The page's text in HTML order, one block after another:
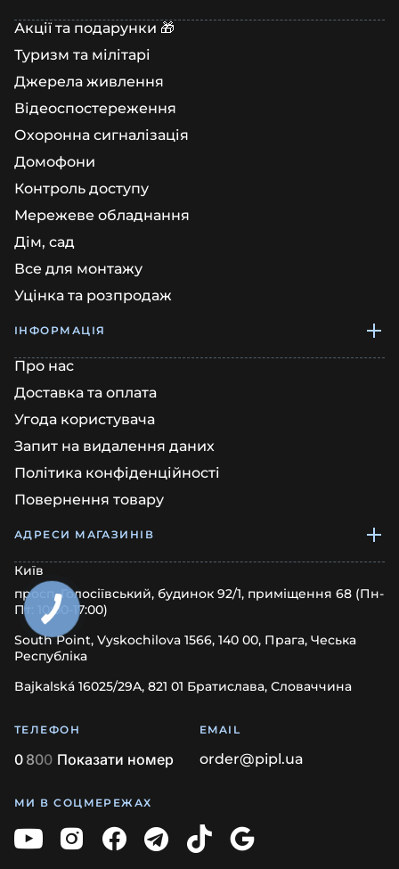
Акції та подарунки 🎁
Туризм та мілітарі
Джерела живлення
Відеоспостереження
Охоронна сигналізація
Домофони
Контроль доступу
Мережеве обладнання
Дім, сад
Все для монтажу
Уцінка та розпродаж
ІНФОРМАЦІЯ
Про нас
Доставка та оплата
Угода користувача
Запит на видалення даних
Політика конфіденційності
Повернення товару
АДРЕСИ МАГАЗИНІВ
Київ
просп. Голосіївський, будинок 92/1, приміщення 68 (Пн-
Пт: 10:00-17:00)
South Point, Vyskochilova 1566, 140 00, Прага, Чеська
Республіка
Bajkalská 16025/29A, 821 01 Братислава, Словаччина
ТЕЛЕФОН
0 800 Показати номер
EMAIL
order@pipl.ua
МИ В СОЦМЕРЕЖАХ